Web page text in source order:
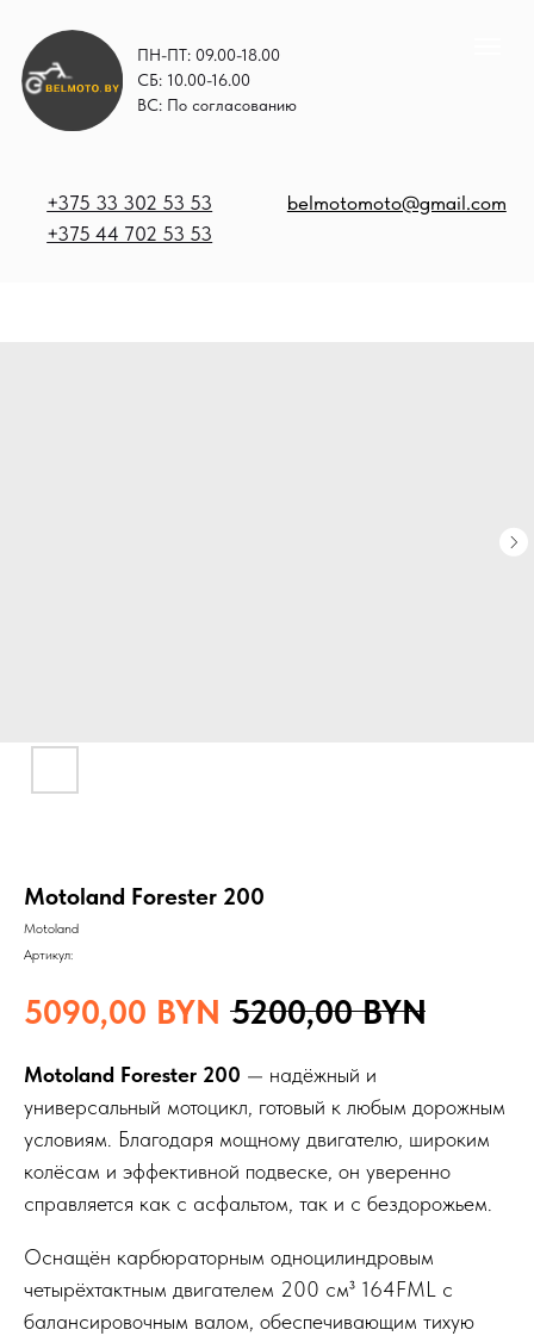
ПН-ПТ: 09.00-18.00
СБ: 10.00-16.00
ВС: По согласованию
Motoland Forester 200
Motoland
Артикул:
5090,00 BYN 5200,00 BYN
Motoland Forester 200 — надёжный и
универсальный мотоцикл, готовый к любым дорожным
условиям. Благодаря мощному двигателю, широким
колёсам и эффективной подвеске, он уверенно
справляется как с асфальтом, так и с бездорожьем.
Оснащён карбюраторным одноцилиндровым
четырёхтактным двигателем 200 см³ 164FML с
балансировочным валом, обеспечивающим тихую